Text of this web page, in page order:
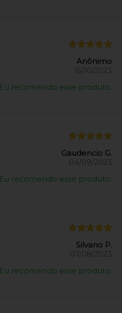
Anônimo
16/10/2023
Eu recomendo esse produto.
Gaudencio G.
04/09/2023
Eu recomendo esse produto.
Silvano P.
07/08/2023
Eu recomendo esse produto.